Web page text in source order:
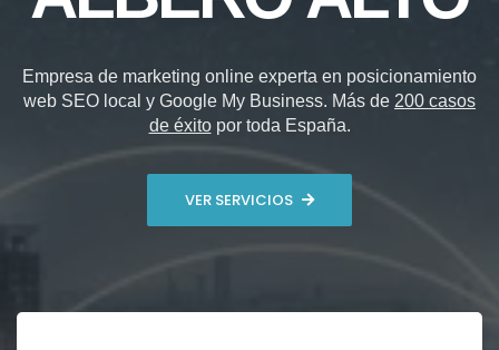
Empresa de marketing online experta en posicionamiento
web SEO local y Google My Business. Más de 200 casos
de éxitopor toda España.
VER SERVICIOS